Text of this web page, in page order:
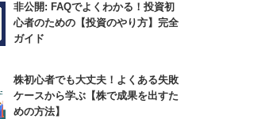
非公開: FAQでよくわかる！投資初
心者のための【投資のやり方】完全
ガイド
株初心者でも大丈夫！よくある失敗
ケースから学ぶ【株で成果を出すた
めの方法】